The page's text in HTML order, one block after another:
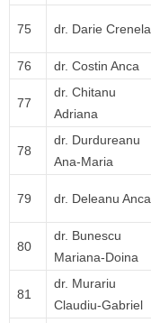
75 dr. Darie Crenela
76 dr. Costin Anca
77
dr. Chitanu
Adriana
78
dr. Durdureanu
Ana-Maria
79 dr. Deleanu Anca
80
dr. Bunescu
Mariana-Doina
81
dr. Murariu
Claudiu-Gabriel